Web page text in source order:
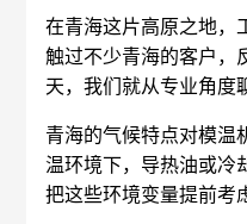
在青海这片高原之地，
触过不少青海的客户，
天，我们就从专业角度
青海的气候特点对模温
温环境下，导热油或冷
把这些环境变量提前考